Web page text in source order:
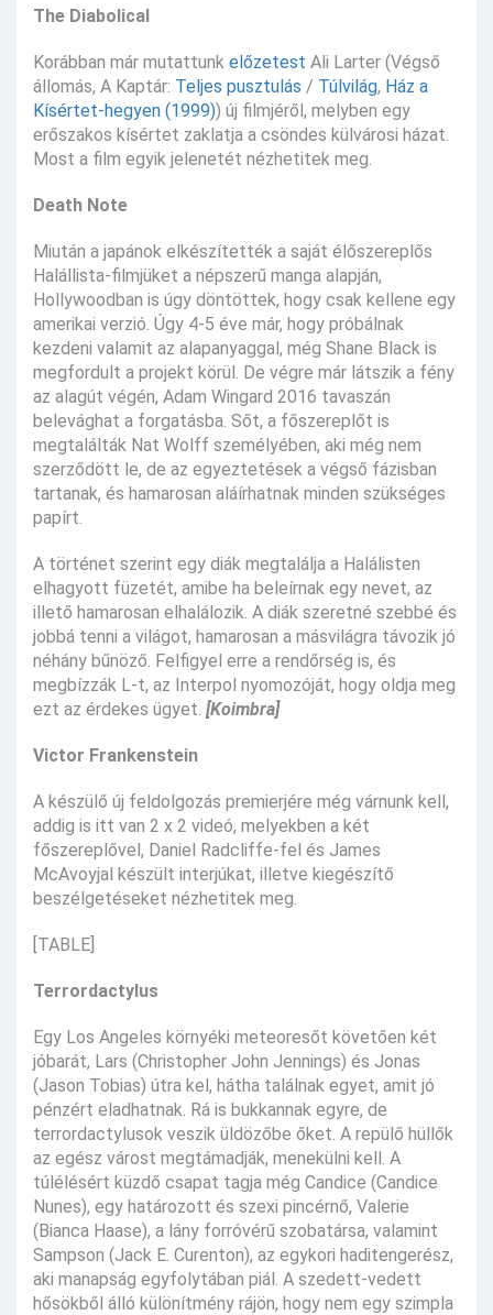
The Diabolical
Korábban már mutattunk előzetest Ali Larter (Végső
állomás, A Kaptár: Teljes pusztulás / Túlvilág, Ház a
Kísértet-hegyen (1999)) új filmjéről, melyben egy
erőszakos kísértet zaklatja a csöndes külvárosi házat.
Most a film egyik jelenetét nézhetitek meg.
Death Note
Miután a japánok elkészítették a saját élőszereplős
Halállista-filmjüket a népszerű manga alapján,
Hollywoodban is úgy döntöttek, hogy csak kellene egy
amerikai verzió. Úgy 4-5 éve már, hogy próbálnak
kezdeni valamit az alapanyaggal, még Shane Black is
megfordult a projekt körül. De végre már látszik a fény
az alagút végén, Adam Wingard 2016 tavaszán
belevághat a forgatásba. Sőt, a főszereplőt is
megtalálták Nat Wolff személyében, aki még nem
szerződött le, de az egyeztetések a végső fázisban
tartanak, és hamarosan aláírhatnak minden szükséges
papírt.
A történet szerint egy diák megtalálja a Halálisten
elhagyott füzetét, amibe ha beleírnak egy nevet, az
illető hamarosan elhalálozik. A diák szeretné szebbé és
jobbá tenni a világot, hamarosan a másvilágra távozik jó
néhány bűnöző. Felfigyel erre a rendőrség is, és
megbízzák L-t, az Interpol nyomozóját, hogy oldja meg
ezt az érdekes ügyet. [Koimbra]
Victor Frankenstein
A készülő új feldolgozás premierjére még várnunk kell,
addig is itt van 2 x 2 videó, melyekben a két
főszereplővel, Daniel Radcliffe-fel és James
McAvoyjal készült interjúkat, illetve kiegészítő
beszélgetéseket nézhetitek meg.
[TABLE]
Terrordactylus
Egy Los Angeles környéki meteoresőt követően két
jóbarát, Lars (Christopher John Jennings) és Jonas
(Jason Tobias) útra kel, hátha találnak egyet, amit jó
pénzért eladhatnak. Rá is bukkannak egyre, de
terrordactylusok veszik üldözőbe őket. A repülő hüllők
az egész várost megtámadják, menekülni kell. A
túlélésért küzdő csapat tagja még Candice (Candice
Nunes), egy határozott és szexi pincérnő, Valerie
(Bianca Haase), a lány forróvérű szobatársa, valamint
Sampson (Jack E. Curenton), az egykori haditengerész,
aki manapság egyfolytában piál. A szedett-vedett
hősökből álló különítmény rájön, hogy nem egy szimpla